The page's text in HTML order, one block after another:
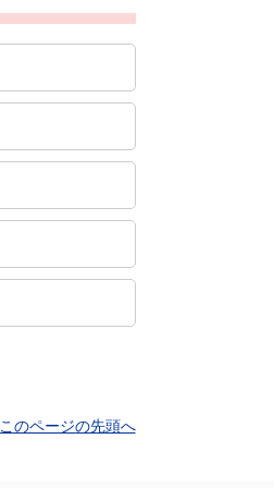
このページの先頭へ